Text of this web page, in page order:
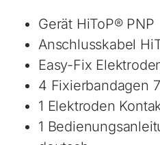
Gerät HiToP® PNP
Anschlusskabel
Easy-Fix
4 Fixierbandagen
1 Elektroden
1